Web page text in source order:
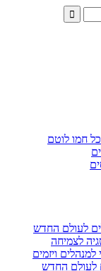
חמו לוטם
לעולם החדש
לצמיחה
למנהלים ויזמים
לעולם החדש